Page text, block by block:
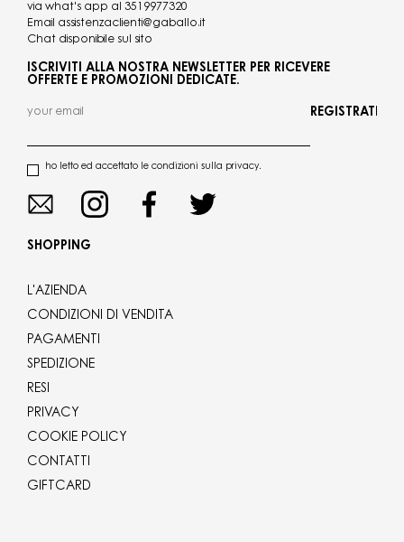
via what's app al 3519977320
Email assistenzaclienti@gaballo.it
Chat disponibile sul sito
ISCRIVITI ALLA NOSTRA NEWSLETTER PER RICEVERE
OFFERTE E PROMOZIONI DEDICATE.
ho letto ed accettato le condizioni sulla privacy.
REGISTRATI
SHOPPING
L'AZIENDA
CONDIZIONI DI VENDITA
PAGAMENTI
SPEDIZIONE
RESI
PRIVACY
COOKIE POLICY
CONTATTI
GIFTCARD